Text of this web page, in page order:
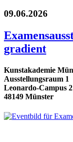
09.06.2026
gradient
Kunstakademie
Ausstellungsraum 1
Leonardo-Campus 2
48149 Münster